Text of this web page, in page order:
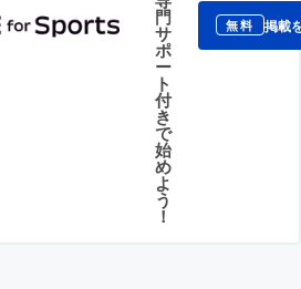
門
サ
ポ
ー
ト
付
き
で
始
め
よ
う
！
無料 掲載